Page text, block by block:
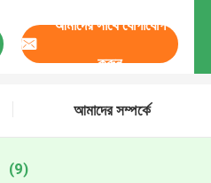
আমাদের সাথে যোগাযোগ
করুন
আমাদের সম্পর্কে
(9)